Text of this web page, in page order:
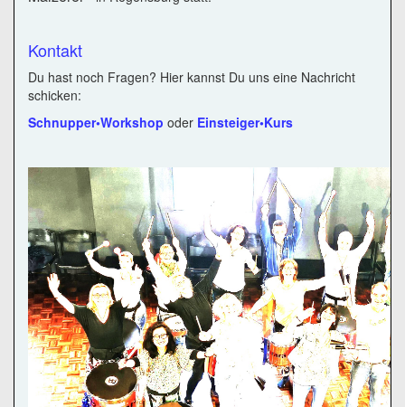
Kontakt
Du hast noch Fragen? Hier kannst Du uns eine Nachricht
schicken:
Schnupper•Workshop oder Einsteiger•Kurs